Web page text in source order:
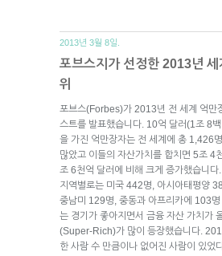
2013년 3월 8일.
포브스지가 선정한 2013년 세
위
포브스(Forbes)가 2013년 전 세계 억만
스트를 발표했습니다. 10억 달러(1조 8
을 가진 억만장자는 전 세계에 총 1,426
많았고 이들의 자산가치를 합치면 5조 4
조 6천억 달러에 비해 크게 증가했습니다
지역별로는 미국 442명, 아시아태평양
중남미 129명, 중동과 아프리카에 103명
는 경기가 좋아지면서 금융 자산 가치가
(Super-Rich)가 많이 등장했습니다.
한 사람 수 만큼이나 없어진 사람이 있었